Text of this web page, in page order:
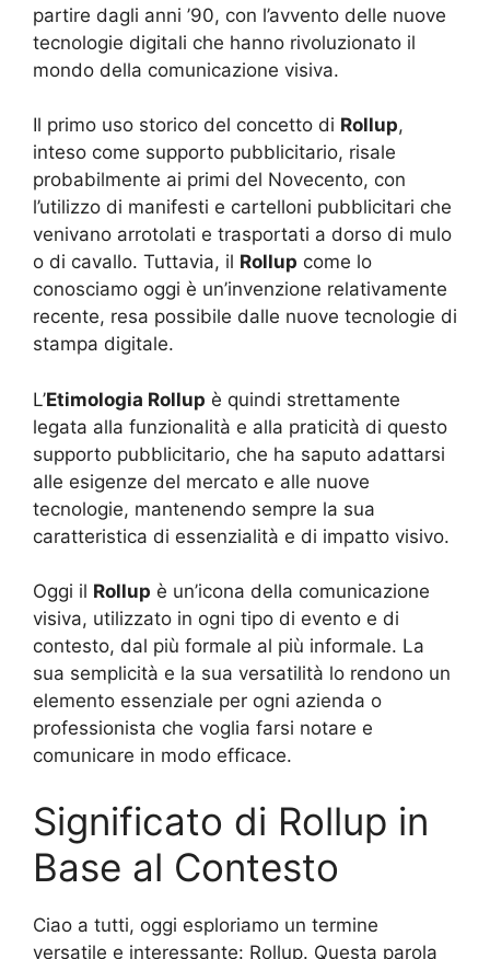
partire dagli anni ’90, con l’avvento delle nuove
tecnologie digitali che hanno rivoluzionato il
mondo della comunicazione visiva.
Il primo uso storico del concetto di Rollup,
inteso come supporto pubblicitario, risale
probabilmente ai primi del Novecento, con
l’utilizzo di manifesti e cartelloni pubblicitari che
venivano arrotolati e trasportati a dorso di mulo
o di cavallo. Tuttavia, il Rollup come lo
conosciamo oggi è un’invenzione relativamente
recente, resa possibile dalle nuove tecnologie di
stampa digitale.
L’Etimologia Rollup è quindi strettamente
legata alla funzionalità e alla praticità di questo
supporto pubblicitario, che ha saputo adattarsi
alle esigenze del mercato e alle nuove
tecnologie, mantenendo sempre la sua
caratteristica di essenzialità e di impatto visivo.
Oggi il Rollup è un’icona della comunicazione
visiva, utilizzato in ogni tipo di evento e di
contesto, dal più formale al più informale. La
sua semplicità e la sua versatilità lo rendono un
elemento essenziale per ogni azienda o
professionista che voglia farsi notare e
comunicare in modo efficace.
Significato di Rollup in
Base al Contesto
Ciao a tutti, oggi esploriamo un termine
versatile e interessante: Rollup. Questa parola